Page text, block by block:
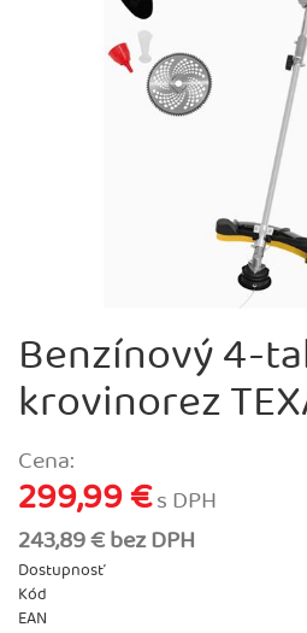
Benzínový 4-
krovinorez
Cena:
299,99 €s DPH
243,89 € bez DPH
Dostupnosť
Kód
EAN